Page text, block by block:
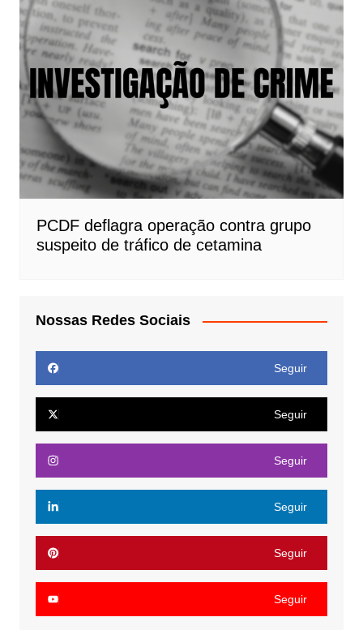
PCDF deflagra operação contra grupo
suspeito de tráfico de cetamina
Nossas Redes Sociais
Seguir
Seguir
Seguir
Seguir
Seguir
Seguir